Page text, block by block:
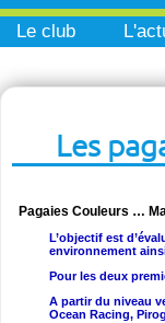
Le club
Les
Pagaies Couleurs …
L’objectif est
environnement
Pour les deux
A partir du niveau
Ocean Racing,